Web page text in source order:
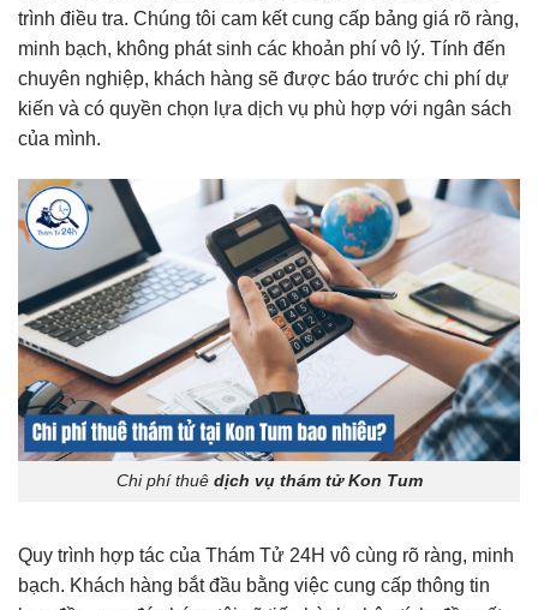
trình điều tra. Chúng tôi cam kết cung cấp bảng giá rõ ràng,
minh bạch, không phát sinh các khoản phí vô lý. Tính đến
chuyên nghiệp, khách hàng sẽ được báo trước chi phí dự
kiến và có quyền chọn lựa dịch vụ phù hợp với ngân sách
của mình.
Chi phí thuê dịch vụ thám tử Kon Tum
Quy trình hợp tác của Thám Tử 24H vô cùng rõ ràng, minh
bạch. Khách hàng bắt đầu bằng việc cung cấp thông tin